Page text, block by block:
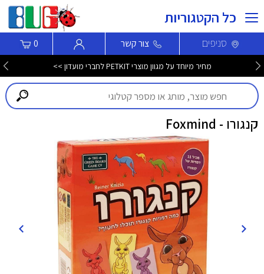
כל הקטגוריות
סניפים צור קשר 0
מחיר מיוחד על מגוון מוצרי PETKIT לחברי מועדון >>
קנגורו - Foxmind